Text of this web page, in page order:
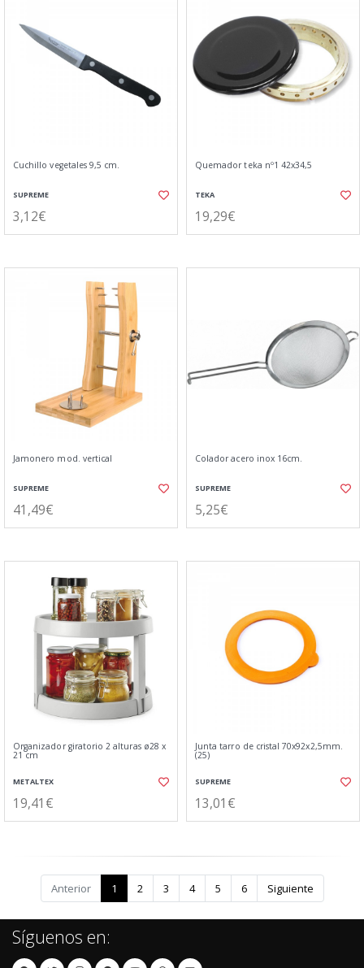
Cuchillo vegetales 9,5 cm.
SUPREME
3,12€
Quemador teka nº1 42x34,5
TEKA
19,29€
Jamonero mod. vertical
SUPREME
41,49€
Colador acero inox 16cm.
SUPREME
5,25€
Organizador giratorio 2 alturas ø28 x
21 cm
METALTEX
19,41€
Junta tarro de cristal 70x92x2,5mm.
(25)
SUPREME
13,01€
Anterior 1 2 3 4 5 6 Siguiente
Síguenos en: